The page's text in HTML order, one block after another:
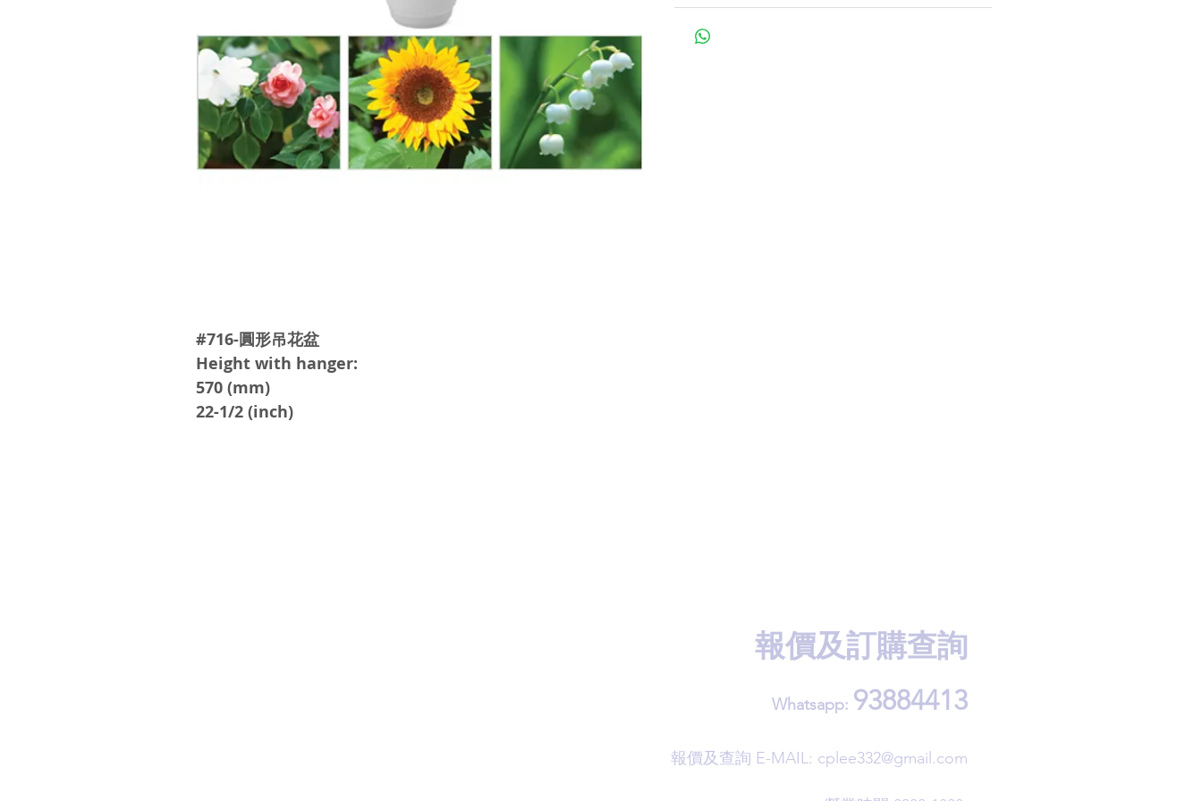
#716-圓形吊花盆
Height with hanger:
570 (mm)
22-1/2 (inch)
報價及訂購查詢
Whatsapp: 93884413
​報價及查詢 E-MAIL: cplee332@gmail.com